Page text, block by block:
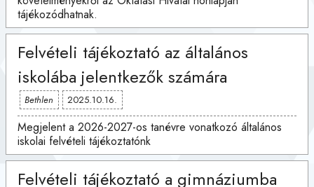
tájékozódhatnak.
Felvételi tájékoztató az általános
iskolába jelentkezők számára
Bethlen 2025.10.16.
Megjelent a 2026-2027-os tanévre vonatkozó általános
iskolai felvételi tájékoztatónk
Felvételi tájékoztató a gimnáziumba